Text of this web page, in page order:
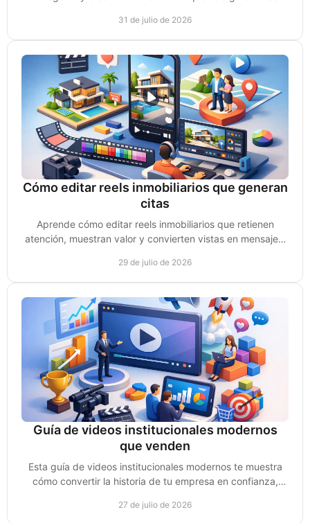
31 de julio de 2026
Cómo editar reels inmobiliarios que generan
citas
Aprende cómo editar reels inmobiliarios que retienen
atención, muestran valor y convierten vistas en mensajes,
29 de julio de 2026
Guía de videos institucionales modernos
que venden
Esta guía de videos institucionales modernos te muestra
cómo convertir la historia de tu empresa en confianza,
27 de julio de 2026